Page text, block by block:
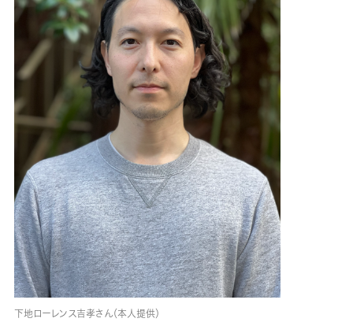
下地ローレンス吉孝さん（本人提供）